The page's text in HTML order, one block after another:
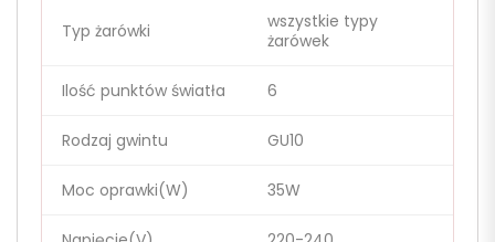
Typ żarówki
wszystkie typy
żarówek
Ilość punktów światła 6
Rodzaj gwintu GU10
Moc oprawki(W) 35W